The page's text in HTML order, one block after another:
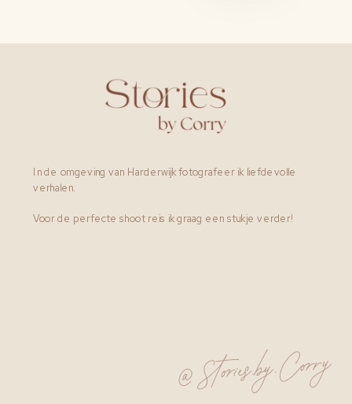
@Stories.by.Corry
In de omgeving van Harderwijk fotografeer ik liefdevolle
verhalen.
Voor de perfecte shoot reis ik graag een stukje verder!